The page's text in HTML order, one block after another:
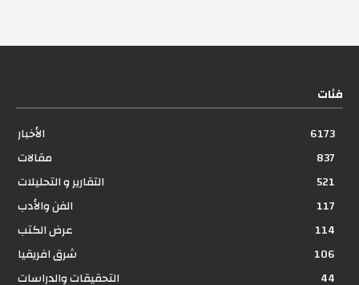
فئات
الأخبار
6173
مقالات
837
التقارير و التحليلات
521
الفن والأدب
117
عرض الكتب
114
شرق افريقيا
106
التحقيقات والدراسات
44